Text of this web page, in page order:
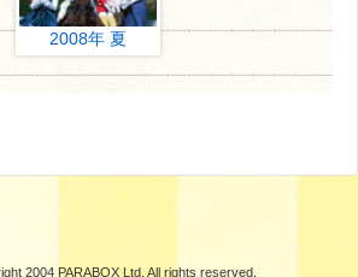
2008年 夏
2004 PARABOX Ltd. All rights reserved.